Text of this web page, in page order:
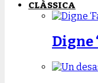
CLÀSSICA
Digne